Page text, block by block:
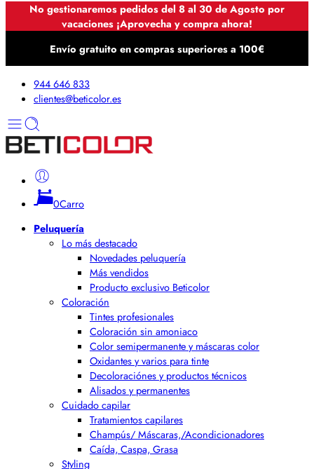
No gestionaremos pedidos del 8 al 30 de Agosto por
vacaciones ¡Aprovecha y compra ahora!
Envío gratuito en compras superiores a 100€
944 646 833
clientes@beticolor.es
0Carro
Peluquería
Lo más destacado
Novedades peluquería
Más vendidos
Producto exclusivo Beticolor
Coloración
Tintes profesionales
Coloración sin amoniaco
Color semipermanente y máscaras color
Oxidantes y varios para tinte
Decoloraciónes y productos técnicos
Alisados y permanentes
Cuidado capilar
Tratamientos capilares
Champús/ Máscaras,/Acondicionadores
Caída, Caspa, Grasa
Styling